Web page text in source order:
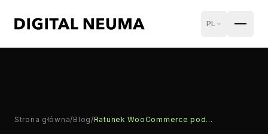
PL
Strona główna/Blog/ Ratunek WooCommerce pod deadline — checkout, płatności, konflikty